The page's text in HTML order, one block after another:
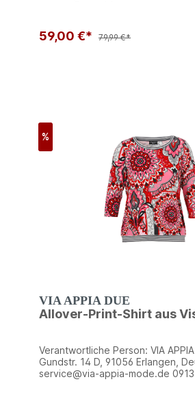
59,00 €* 79,99 €*
%
VIA APPIA DUE
Allover-Print-Shirt aus
Verantwortliche Person: VIA
Gundstr. 14 D, 91056 Erlangen,
service@via-appia-mode.de